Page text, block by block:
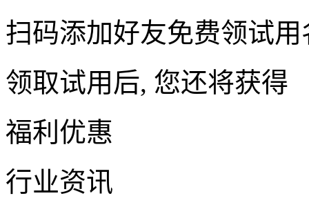
扫码添加好友免费领试用
领取试用后, 您还将获得
福利优惠
行业资讯